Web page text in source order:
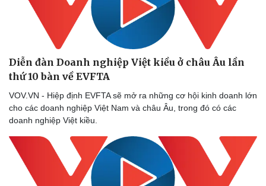
Diễn đàn Doanh nghiệp Việt kiều ở châu Âu lần
thứ 10 bàn về EVFTA
VOV.VN - Hiệp định EVFTA sẽ mở ra những cơ hội kinh doanh lớn
cho các doanh nghiệp Việt Nam và châu Âu, trong đó có các
doanh nghiệp Việt kiều.